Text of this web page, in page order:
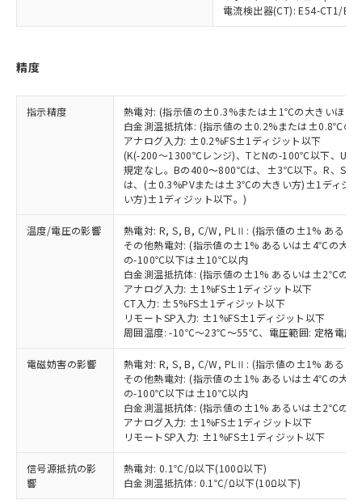
電流検出器(CT): E54-CT1/
精度
指示精度
熱電対: (指示値の±0.3%または±1℃の大きいほう
白金測温抵抗体: (指示値の±0.2%または±0.8℃の
アナログ入力: ±0.2%FS±1ディジット以下
(K(-200～1300℃レンジ)、TとNの-100℃以下、U
規定なし。Bの400～800℃は、±3℃以下。R、S
は、(±0.3%PVまたは±3℃の大きい方)±1ディジ
い方)±1ディジット以下。)
温度/電圧の影響
熱電対: R, S, B, C/W, PLⅡ: (指示値の±1% ある
その他熱電対: (指示値の±1% あるいは±4℃の大き
の-100℃以下は±10℃以内
白金測温抵抗体: (指示値の±1% あるいは±2℃の大
アナログ入力: ±1%FS±1ディジット以下
CT入力: ±5%FS±1ディジット以下
リモートSP入力: ±1%FS±1ディジット以下
周囲温度: -10℃～23℃～55℃、電圧範囲: 定格電圧
電磁妨害の影響
熱電対: R, S, B, C/W, PLⅡ: (指示値の±1% ある
その他熱電対: (指示値の±1% あるいは±4℃の大き
の-100℃以下は±10℃以内
白金測温抵抗体: (指示値の±1% あるいは±2℃の大
アナログ入力: ±1%FS±1ディジット以下
リモートSP入力: ±1%FS±1ディジット以下
信号源抵抗の影
響
熱電対: 0.1℃/Ω以下(100Ω以下)
白金測温抵抗体: 0.1℃/Ω以下(10Ω以下)
在庫状況および標準価格照会結果は、
了承ください。
正式な納期状況および標準価格はお客
様のお取引先、またはお客様担当のオ
ムロン制御機器販売店・当社販売員に
ご相談ください。
オムロン制御機器販売店や当社販売拠
点は「販売ネットワーク
」をご確認
ください。
在庫状況および標準価格結果を当社の
事前の承諾なく第三者に漏洩または開
示しないようお願いします。
マイパーツ機能（部品リスト作成サー
ビス）をご利用いただくには、I-Web
メンバーズにご登録されている必要が
あります。
お客様が当ウェブサイト上で当社にご
登録された部品リストについて、当社
および当社の共同利用者が、当社の製
品・サービスに関するお客様との取
引・商談に必要な範囲で利用すること
をご了承ください。
※当社の共同利用者とは、 "個人情報
の共同利用に関して"
の「1.共同利
用者の範囲」に記載されている法人を
むを得ず変更することがあります。
類(PBB) 1000ppm以下、ポリ臭化ジフェニルエーテル類
(PBDE) 1000ppm以下、フタル酸ビス(2-エチルヘキシ
ル) (DEHP)(別名：DOP) 1000ppm以下、フタル酸ブチ
ルベンジル（BBP） 1000ppm以下、フタル酸ジブチル
（DBP） 1000ppm以下、フタル酸ジイソブチル
(DIBP) 1000ppm以下
但し、RoHS指令で産業用監視および制御機器に対する
適用除外項目は除く。
フタル酸エステル類の４物質については閾値を超える意
図的な使用がないことを確認しています。
※2 対応予定月
部品在庫の切り替え状況などにより、予定
月が前後することがあります。
※3 非含有証明書ダウンロード
下記の非含有証明書をダウンロードするこ
とができます。
EU RoHS指令（10物質）の非含有証明書
51物質の非含有証明書（当社基準）
※本証明書は発行日時点で非含有を証明す
「－」：未確認です。当社販売部門へお問
い合わせください。
Cr(Ⅵ)(六価クロム) : 1000ppm、 PBBs(ポリ臭化ビフェ
ニル類) : 1000ppm、 PBDEs(ポリ臭化ジフェニルエーテ
ル類) : 1000ppm、
DBP(フタル酸ジブチル) : 1000ppm、 DIBP(フタル酸ジ
イソブチル) : 1000ppm、 BBP(フタル酸ブチルベンジ
ル) : 1000ppm、
DEHP(フタル酸ビス(2-エチルヘキシル)) : 1000ppm
※2 環境保護使用期限
「ｅ」：有害物質（10物質）のすべてが基
準値以下であることを示します。
「10」：通常の使用状況下において有害物
質が外部に漏えいし、環境に深刻な影響を
及ぼさない年数を意味します。
「－」：未確認です。当社販売部門へお問
い合わせください。
為替および外国貿易法に定める商品
（以下｢規制貨物等」という）を輸出
とります。
当社は規制貨物を破棄する場合は、完
全に破砕するなど、違法に輸出されな
いよう必要な手段を講じます。
当社は貴社製品を、核兵器、ミサイ
ル、化学兵器、生物兵器またはその他
武器並びにこれらの製造装置等に一切
使用いたしません。
当社は、貴社製品を第三者に販売する
場合は、上記1、2および3の内容を当
該第三者に通知します。また当社は、
販売先および販売に係わる関係者が違
法に輸出するおそれがある場合は、取
り引きをいたしません。
合意する キャンセル
一定数以上の在庫あり
一定数には満たないが在庫あり
在庫なし(最新の在庫状況につ
いては、お客様のお取引先、ま
機器販売店・当社販売員にご確
認ください)
受注生産機種、また在庫状況の
情報を公開していない機種